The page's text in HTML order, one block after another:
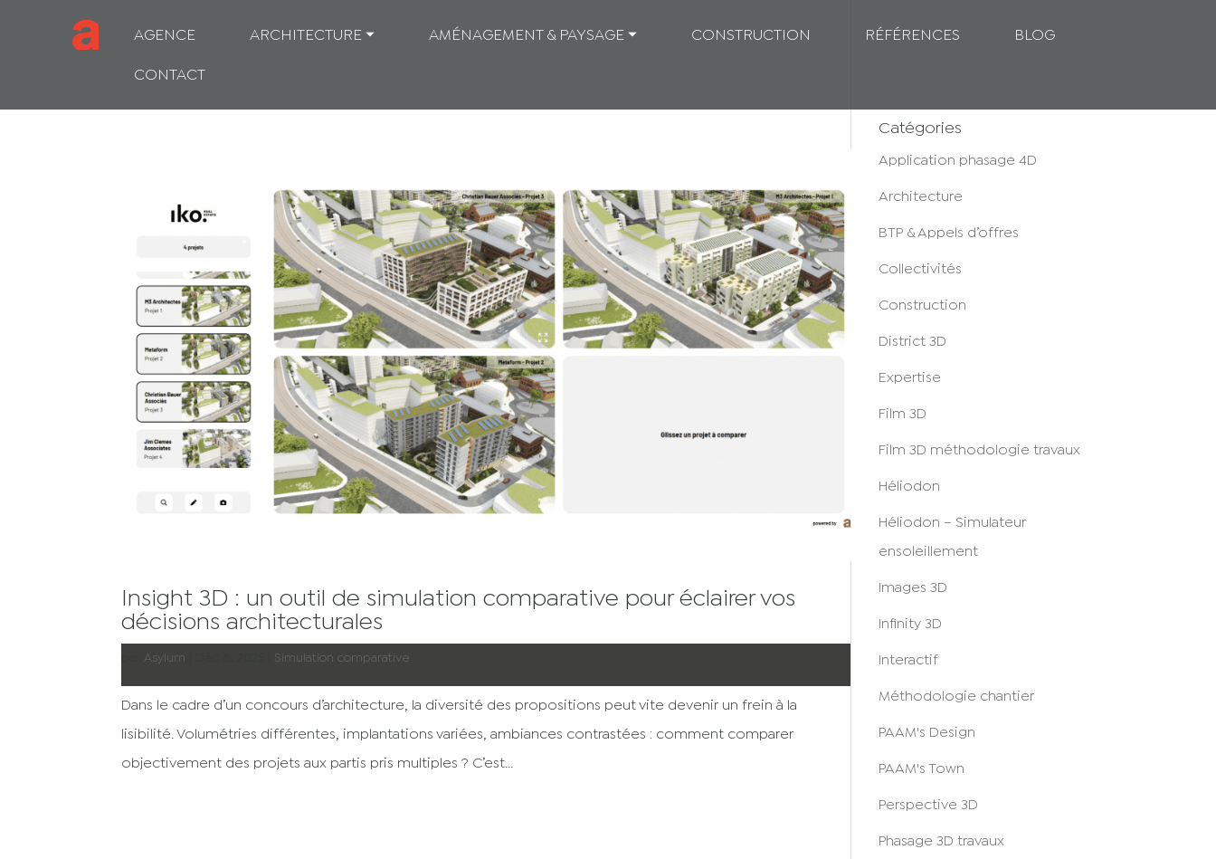
AGENCE ARCHITECTURE ⏷ AMÉNAGEMENT & PAYSAGE ⏷ CONSTRUCTION RÉFÉRENCES BLOG
CONTACT
Insight 3D : un outil de simulation comparative pour éclairer vos
décisions architecturales
Asylum Simulation comparative
Dans le cadre d’un concours d’architecture, la diversité des propositions peut vite devenir un frein à la
lisibilité. Volumétries différentes, implantations variées, ambiances contrastées : comment comparer
objectivement des projets aux partis pris multiples ? C’est...
Catégories
Application phasage 4D
Architecture
BTP & Appels d’offres
Collectivités
Construction
District 3D
Expertise
Film 3D
Film 3D méthodologie travaux
Héliodon
Héliodon – Simulateur
ensoleillement
Images 3D
Infinity 3D
Interactif
Méthodologie chantier
PAAM's Design
PAAM's Town
Perspective 3D
Phasage 3D travaux